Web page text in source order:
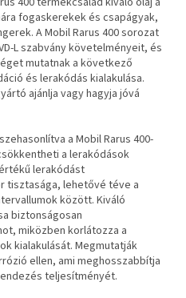
fogaskerekek és csapágyak,
A Mobil Rarus 400 sorozat
L szabvány követelményeit, és
mutatnak a következő
és lerakódás kialakulása.
ajánlja vagy hagyja jóvá
a Mobil Rarus 400-
a lerakódások
lerakódást
tisztasága, lehetővé téve a
között. Kiváló
biztonságosan
miközben korlátozza a
kialakulását. Megmutatják
ellen, ami meghosszabbítja
teljesítményét.